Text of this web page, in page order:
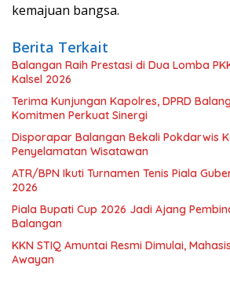
kemajuan bangsa.
Berita Terkait
Balangan Raih Prestasi di Dua Lomba
Kalsel 2026
Terima Kunjungan Kapolres, DPRD
Komitmen Perkuat Sinergi
Disporapar Balangan Bekali Pokdarwis
Penyelamatan Wisatawan
ATR/BPN Ikuti Turnamen Tenis Piala
2026
Piala Bupati Cup 2026 Jadi Ajang
Balangan
KKN STIQ Amuntai Resmi Dimulai,
Awayan